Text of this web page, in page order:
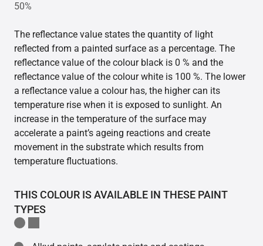
50%
The reflectance value states the quantity of light
reflected from a painted surface as a percentage. The
reflectance value of the colour black is 0 % and the
reflectance value of the colour white is 100 %. The lower
a reflectance value a colour has, the higher can its
temperature rise when it is exposed to sunlight. An
increase in the temperature of the surface may
accelerate a paint’s ageing reactions and create
movement in the substrate which results from
temperature fluctuations.
THIS COLOUR IS AVAILABLE IN THESE PAINT
TYPES